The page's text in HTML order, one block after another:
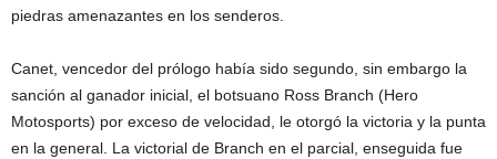
piedras amenazantes en los senderos.
Canet, vencedor del prólogo había sido segundo, sin embargo la
sanción al ganador inicial, el botsuano Ross Branch (Hero
Motosports) por exceso de velocidad, le otorgó la victoria y la punta
en la general. La victorial de Branch en el parcial, enseguida fue